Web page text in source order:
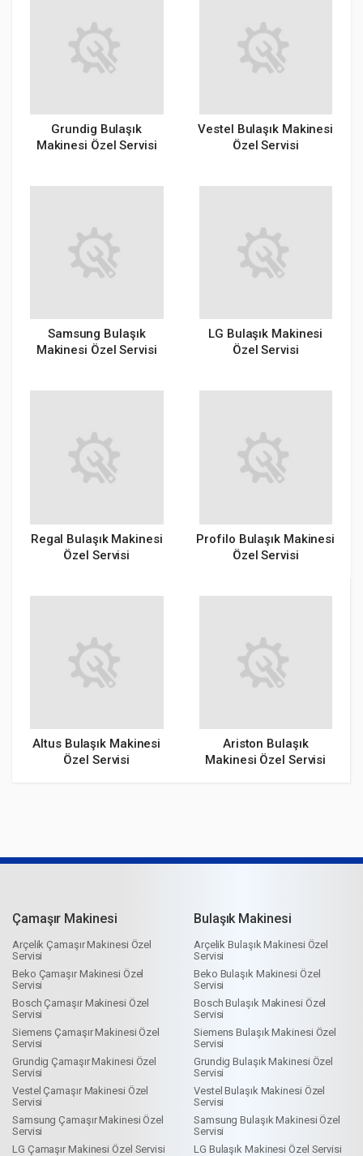
Grundig Bulaşık
Makinesi Özel Servisi
Vestel Bulaşık Makinesi
Özel Servisi
Samsung Bulaşık
Makinesi Özel Servisi
LG Bulaşık Makinesi
Özel Servisi
Regal Bulaşık Makinesi
Özel Servisi
Profilo Bulaşık Makinesi
Özel Servisi
Altus Bulaşık Makinesi
Özel Servisi
Ariston Bulaşık
Makinesi Özel Servisi
Çamaşır Makinesi
Arçelik Çamaşır Makinesi Özel
Servisi
Beko Çamaşır Makinesi Özel
Servisi
Bosch Çamaşır Makinesi Özel
Servisi
Siemens Çamaşır Makinesi Özel
Servisi
Grundig Çamaşır Makinesi Özel
Servisi
Vestel Çamaşır Makinesi Özel
Servisi
Samsung Çamaşır Makinesi Özel
Servisi
LG Çamaşır Makinesi Özel Servisi
Bulaşık Makinesi
Arçelik Bulaşık Makinesi Özel
Servisi
Beko Bulaşık Makinesi Özel
Servisi
Bosch Bulaşık Makinesi Özel
Servisi
Siemens Bulaşık Makinesi Özel
Servisi
Grundig Bulaşık Makinesi Özel
Servisi
Vestel Bulaşık Makinesi Özel
Servisi
Samsung Bulaşık Makinesi Özel
Servisi
LG Bulaşık Makinesi Özel Servisi